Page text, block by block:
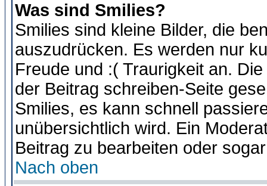
Was sind Smilies?
Smilies sind kleine Bilder, die
auszudrücken. Es werden nur
Freude und :( Traurigkeit an.
der Beitrag schreiben-Seite
Smilies, es kann schnell
unübersichtlich wird. Ein
Beitrag zu bearbeiten oder
Nach oben